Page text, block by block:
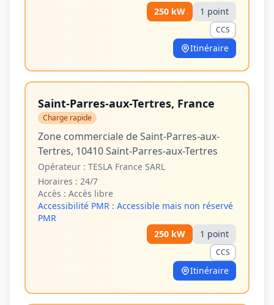
250 kW 1 point
CCS
Itinéraire
Saint-Parres-aux-Tertres, France
Charge rapide
Zone commerciale de Saint-Parres-aux-
Tertres, 10410 Saint-Parres-aux-Tertres
Opérateur : TESLA France SARL
Horaires : 24/7
Accès : Accès libre
Accessibilité PMR : Accessible mais non réservé
PMR
250 kW 1 point
CCS
Itinéraire